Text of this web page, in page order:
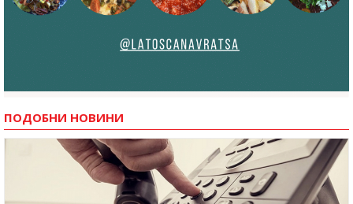
ПОДОБНИ НОВИНИ